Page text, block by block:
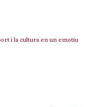
i la cultura en un emotiu